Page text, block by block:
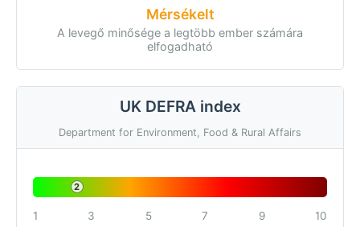
Mérsékelt
A levegő minősége a legtöbb ember számára
elfogadható
UK DEFRA index
Department for Environment, Food & Rural Affairs
2
1 3 5 7 9 10